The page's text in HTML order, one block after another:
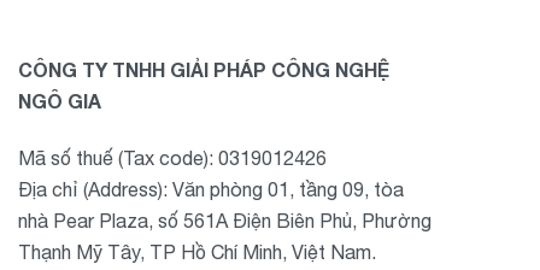
CÔNG TY TNHH GIẢI PHÁP CÔNG NGHỆ
NGÔ GIA
Mã số thuế (Tax code): 0319012426
Địa chỉ (Address): Văn phòng 01, tầng 09, tòa
nhà Pear Plaza, số 561A Điện Biên Phủ, Phường
Thạnh Mỹ Tây, TP Hồ Chí Minh, Việt Nam.